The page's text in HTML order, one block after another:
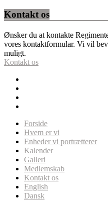
Kontakt os
Ønsker du at kontakte
vores kontaktformular. Vi vil
muligt.
Kontakt os
Forside
Hvem er vi
Enheder vi portrætterer
Kalender
Galleri
Medlemskab
Kontakt os
English
Dansk